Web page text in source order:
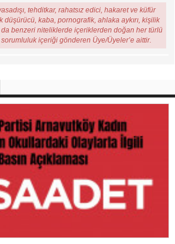
tehditkar, rahatsız edici, hakaret ve küfür
düşürücü, kaba, pornografik, ahlaka aykırı, kişilik
da benzeri niteliklerde içeriklerden doğan her türlü
içeriği gönderen Üye/Üyeler’e aittir.